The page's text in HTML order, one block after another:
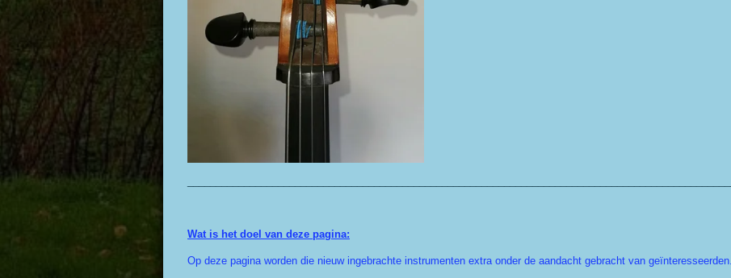
Wat is het doel van deze pagina:
Op deze pagina worden die nieuw ingebrachte instrumenten extra onder de aandacht gebracht van geïnteresseerden.